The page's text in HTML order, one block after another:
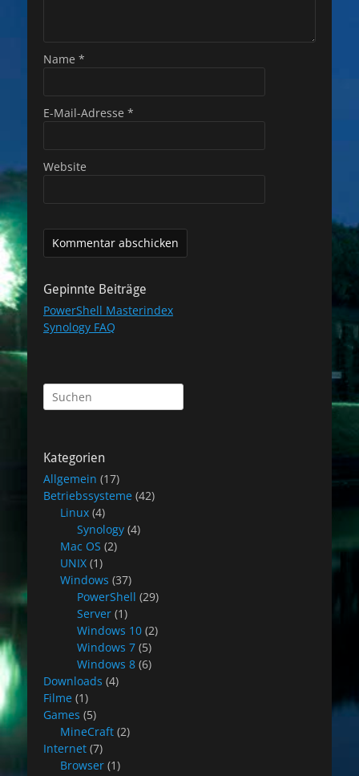
Name *
E-Mail-Adresse *
Website
Gepinnte Beiträge
PowerShell Masterindex
Synology FAQ
Suchen
nach:
Kategorien
Allgemein (17)
Betriebssysteme (42)
Linux (4)
Synology (4)
Mac OS (2)
UNIX (1)
Windows (37)
PowerShell (29)
Server (1)
Windows 10 (2)
Windows 7 (5)
Windows 8 (6)
Downloads (4)
Filme (1)
Games (5)
MineCraft (2)
Internet (7)
Browser (1)